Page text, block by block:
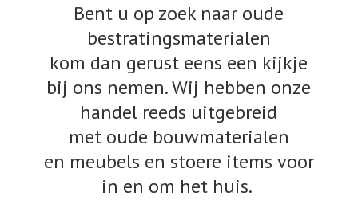
Bent u op zoek naar oude
bestratingsmaterialen
kom dan gerust eens een kijkje
bij ons nemen. Wij hebben onze
handel reeds uitgebreid
met oude bouwmaterialen
en meubels en stoere items voor
in en om het huis.